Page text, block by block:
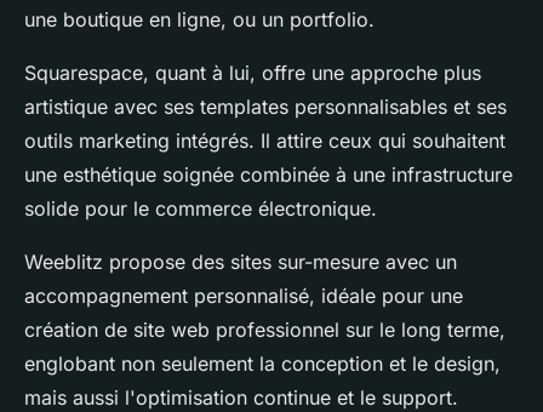
une boutique en ligne, ou un portfolio.
Squarespace, quant à lui, offre une approche plus
artistique avec ses templates personnalisables et ses
outils marketing intégrés. Il attire ceux qui souhaitent
une esthétique soignée combinée à une infrastructure
solide pour le commerce électronique.
Weeblitz propose des sites sur-mesure avec un
accompagnement personnalisé, idéale pour une
création de site web professionnel sur le long terme,
englobant non seulement la conception et le design,
mais aussi l'optimisation continue et le support.